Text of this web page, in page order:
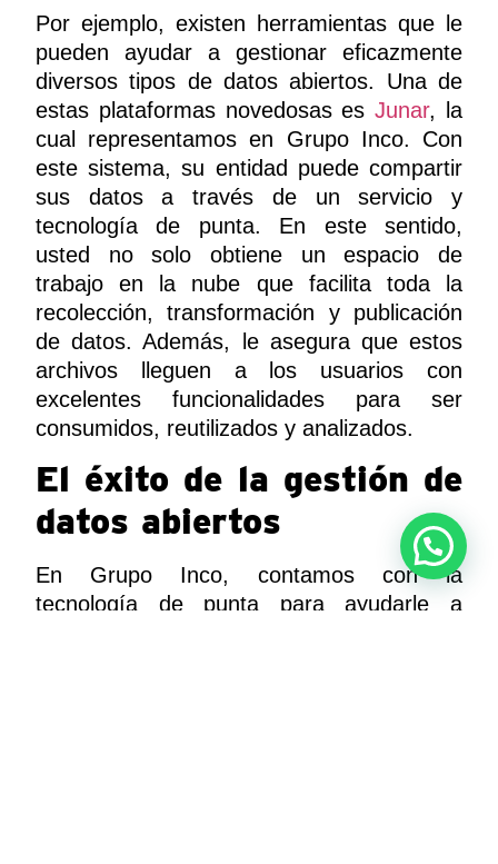
Por ejemplo, existen herramientas que le
pueden ayudar a gestionar eficazmente
diversos tipos de datos abiertos. Una de
estas plataformas novedosas esJunar, la
cual representamos en Grupo Inco. Con
este sistema, su entidad puede compartir
sus datos a través de un servicio y
tecnología de punta. En este sentido,
usted no solo obtiene un espacio de
trabajo en la nube que facilita toda la
recolección, transformación y publicación
de datos. Además, le asegura que estos
archivos lleguen a los usuarios con
excelentes funcionalidades para ser
consumidos, reutilizados y analizados.
El éxito de la gestión de
datos abiertos
En Grupo Inco, contamos con la
tecnología de punta para ayudarle a